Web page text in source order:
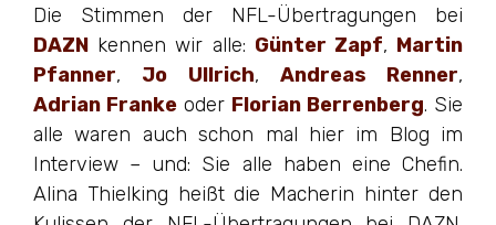
Die Stimmen der NFL-Übertragungen bei
DAZN kennen wir alle: Günter Zapf, Martin
Pfanner, Jo Ullrich, Andreas Renner,
Adrian Franke oder Florian Berrenberg. Sie
alle waren auch schon mal hier im Blog im
Interview – und: Sie alle haben eine Chefin.
Alina Thielking heißt die Macherin hinter den